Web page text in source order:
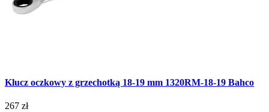
Klucz oczkowy z grzechotką 18-19 mm 1320RM-18-19 Bahco
267 zł